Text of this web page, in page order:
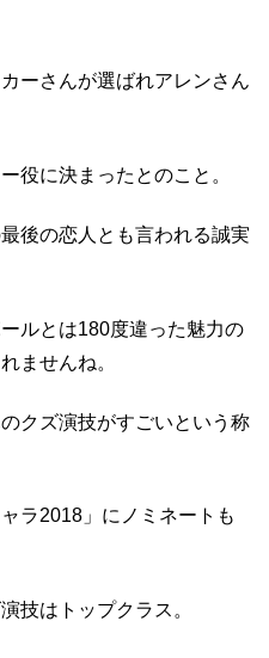
ーさんが選ばれアレンさん
役に決まったとのこと。
後の恋人とも言われる誠実
ルとは180度違った魅力の
ませんね。
クズ演技がすごいという称
ラ2018」にノミネートも
技はトップクラス。